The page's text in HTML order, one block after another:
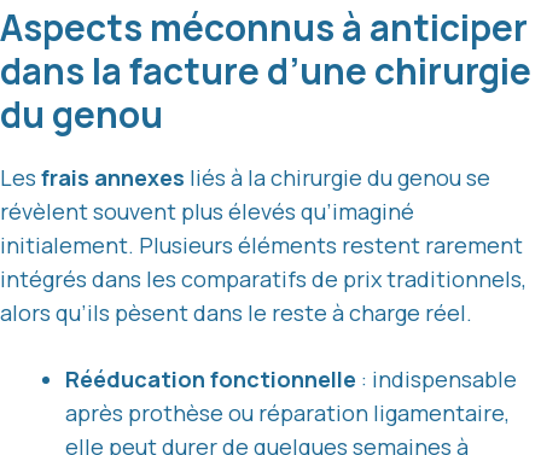
Aspects méconnus à anticiper
dans la facture d’une chirurgie
du genou
Les frais annexes liés à la chirurgie du genou se
révèlent souvent plus élevés qu’imaginé
initialement. Plusieurs éléments restent rarement
intégrés dans les comparatifs de prix traditionnels,
alors qu’ils pèsent dans le reste à charge réel.
Rééducation fonctionnelle : indispensable
après prothèse ou réparation ligamentaire,
elle peut durer de quelques semaines à